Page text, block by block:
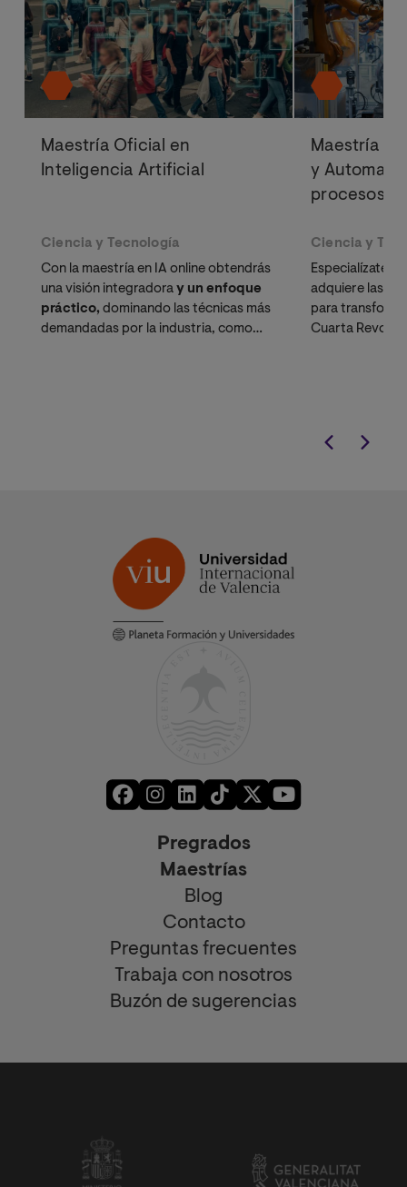
Maestría Oficial en
Inteligencia Artificial
Ciencia y Tecnología
Con la maestría en IA online obtendrás
una visión integradoray un enfoque
práctico, dominando las técnicas más
demandadas por la industria, como
Maestría
y
procesos
Ciencia y
Especialízate
adquiere las
para
Cuarta
Pregrados
Maestrías
Blog
Contacto
Preguntas frecuentes
Trabaja con nosotros
Buzón de sugerencias